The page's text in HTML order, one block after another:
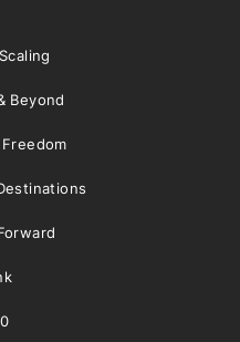
Beyond